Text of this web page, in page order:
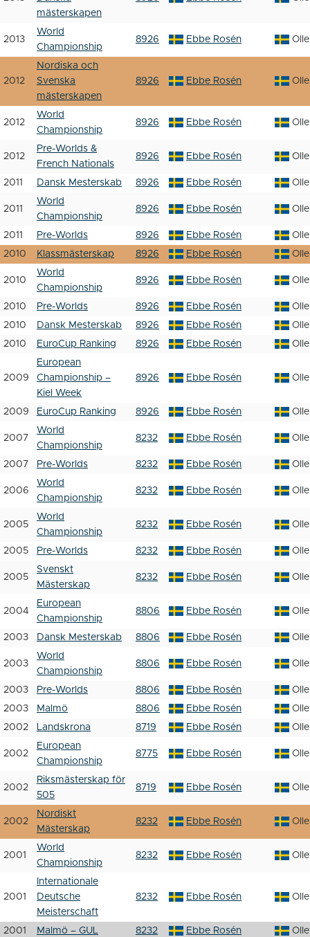
mästerskapen
2013
World
Championship
8926 Ebbe Rosén
2012
Nordiska och
Svenska
mästerskapen
8926 Ebbe Rosén
2012
World
Championship
8926 Ebbe Rosén
2012
Pre-Worlds &
French Nationals
8926 Ebbe Rosén
2011 Dansk Mesterskab 8926 Ebbe Rosén
2011
World
Championship
8926 Ebbe Rosén
2011 Pre-Worlds 8926 Ebbe Rosén
2010
Klassmästerskap 8926 Ebbe Rosén
2010
World
Championship
8926 Ebbe Rosén
2010 Pre-Worlds 8926 Ebbe Rosén
2010
Dansk Mesterskab 8926 Ebbe Rosén
2010
EuroCup Ranking 8926 Ebbe Rosén
2009
European
Championship –
Kiel Week
8926 Ebbe Rosén
2009 EuroCup Ranking 8926 Ebbe Rosén
2007
World
Championship
8232 Ebbe Rosén
2007 Pre-Worlds 8232 Ebbe Rosén
2006
World
Championship
8232 Ebbe Rosén
2005
World
Championship
8232 Ebbe Rosén
2005 Pre-Worlds 8232 Ebbe Rosén
2005
Svenskt
Mästerskap
8232 Ebbe Rosén
2004
European
Championship
8806 Ebbe Rosén
2003 Dansk Mesterskab 8806 Ebbe Rosén
2003
World
Championship
8806 Ebbe Rosén
2003 Pre-Worlds 8806 Ebbe Rosén
2003
Malmö 8806 Ebbe Rosén
2002
Landskrona 8719 Ebbe Rosén
2002
European
Championship
8775 Ebbe Rosén
2002
Riksmästerskap för
505
8719 Ebbe Rosén
2002
Nordiskt
Mästerskap
8232 Ebbe Rosén
2001
World
Championship
8232 Ebbe Rosén
2001
Internationale
Deutsche
Meisterschaft
8232 Ebbe Rosén
2001 Malmö – GUL 8232 Ebbe Rosén